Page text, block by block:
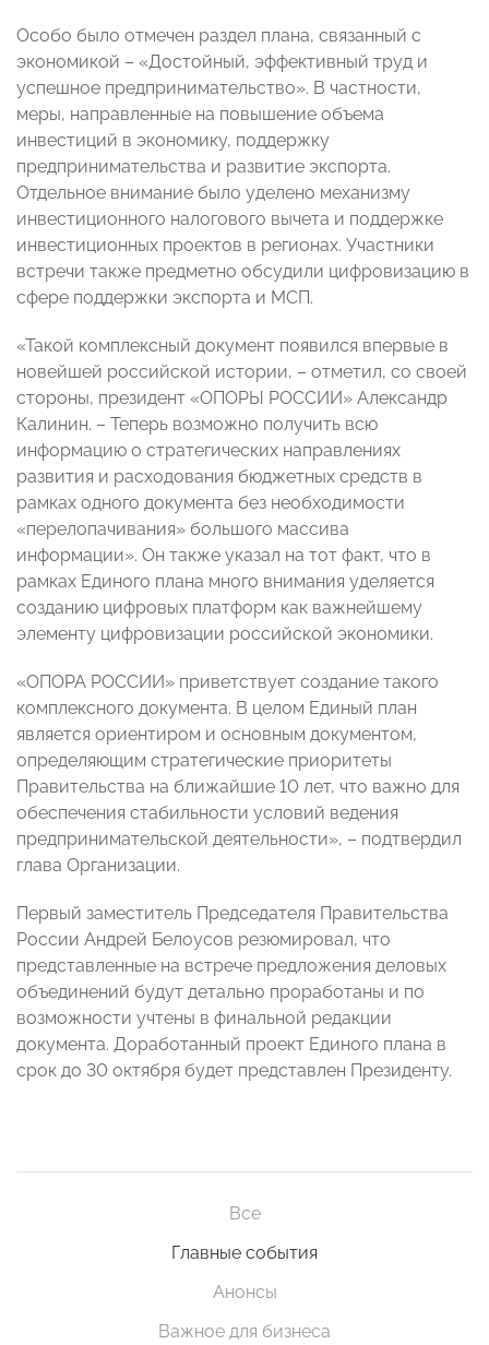
Особо было отмечен раздел плана, связанный с
экономикой – «Достойный, эффективный труд и
успешное предпринимательство». В частности,
меры, направленные на повышение объема
инвестиций в экономику, поддержку
предпринимательства и развитие экспорта.
Отдельное внимание было уделено механизму
инвестиционного налогового вычета и поддержке
инвестиционных проектов в регионах. Участники
встречи также предметно обсудили цифровизацию в
сфере поддержки экспорта и МСП.
«Такой комплексный документ появился впервые в
новейшей российской истории, – отметил, со своей
стороны, президент «ОПОРЫ РОССИИ» Александр
Калинин. – Теперь возможно получить всю
информацию о стратегических направлениях
развития и расходования бюджетных средств в
рамках одного документа без необходимости
«перелопачивания» большого массива
информации». Он также указал на тот факт, что в
рамках Единого плана много внимания уделяется
созданию цифровых платформ как важнейшему
элементу цифровизации российской экономики.
«ОПОРА РОССИИ» приветствует создание такого
комплексного документа. В целом Единый план
является ориентиром и основным документом,
определяющим стратегические приоритеты
Правительства на ближайшие 10 лет, что важно для
обеспечения стабильности условий ведения
предпринимательской деятельности», – подтвердил
глава Организации.
Первый заместитель Председателя Правительства
России Андрей Белоусов резюмировал, что
представленные на встрече предложения деловых
объединений будут детально проработаны и по
возможности учтены в финальной редакции
документа. Доработанный проект Единого плана в
срок до 30 октября будет представлен Президенту.
Все
Главные события
Анонсы
Важное для бизнеса